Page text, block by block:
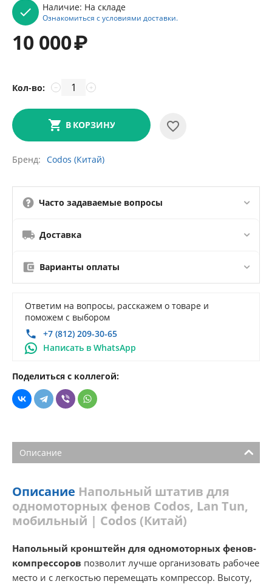
Наличие: На складе
Ознакомиться с условиями доставки.
10 000₽
Кол-во: +
−
В КОРЗИНУ
Бренд Codos (Китай)
Часто задаваемые вопросы
Доставка
Варианты оплаты
Ответим на вопросы, расскажем о товаре и
поможем с выбором
+7 (812) 209-30-65
Написать в WhatsApp
Поделиться с коллегой:
Описание
Описание Напольный штатив для
одномоторных фенов Codos, Lan Tun,
мобильный | Codos (Китай)
Напольный кронштейн для одномоторных фенов-
компрессоров позволит лучше организовать рабочее
место и с легкостью перемещать компрессор. Высоту,